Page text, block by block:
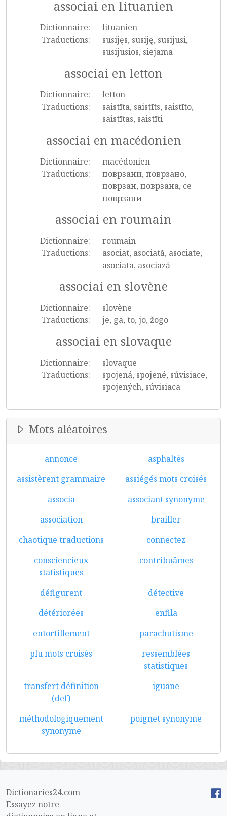
associai en lituanien
Dictionnaire:
lituanien
Traductions:
susijęs, susiję, susijusi,
susijusios, siejama
associai en letton
Dictionnaire:
letton
Traductions:
saistīta, saistīts, saistīto,
saistītas, saistīti
associai en macédonien
Dictionnaire:
macédonien
Traductions:
поврзани, поврзано,
поврзан, поврзана, се
поврзани
associai en roumain
Dictionnaire:
roumain
Traductions:
asociat, asociată, asociate,
asociata, asociază
associai en slovène
Dictionnaire:
slovène
Traductions:
je, ga, to, jo, žogo
associai en slovaque
Dictionnaire:
slovaque
Traductions:
spojená, spojené, súvisiace,
spojených, súvisiaca
Mots aléatoires
annonce
asphaltés
assistèrent grammaire
assiégés mots croisés
associa
associant synonyme
association
brailler
chaotique traductions
connectez
consciencieux
statistiques
contribuâmes
défigurent
détective
détériorées
enfila
entortillement
parachutisme
plu mots croisés
ressemblées
statistiques
transfert définition
(def)
iguane
méthodologiquement
synonyme
poignet synonyme
Dictionaries24.com -
Essayez notre